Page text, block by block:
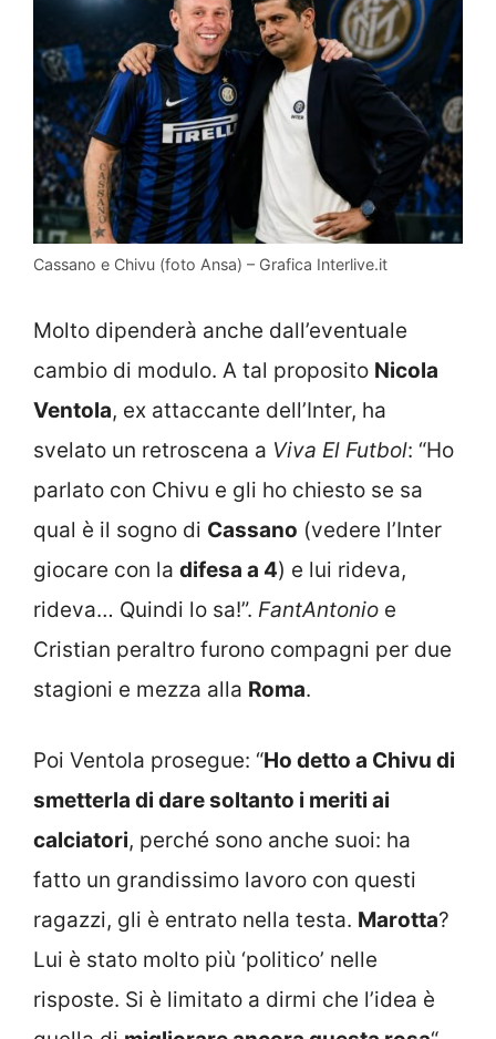
Cassano e Chivu (foto Ansa) – Grafica Interlive.it
Molto dipenderà anche dall’eventuale
cambio di modulo. A tal proposito Nicola
Ventola, ex attaccante dell’Inter, ha
svelato un retroscena a Viva El Futbol: “Ho
parlato con Chivu e gli ho chiesto se sa
qual è il sogno di Cassano (vedere l’Inter
giocare con la difesa a 4) e lui rideva,
rideva… Quindi lo sa!”. FantAntonio e
Cristian peraltro furono compagni per due
stagioni e mezza alla Roma.
Poi Ventola prosegue: “Ho detto a Chivu di
smetterla di dare soltanto i meriti ai
calciatori, perché sono anche suoi: ha
fatto un grandissimo lavoro con questi
ragazzi, gli è entrato nella testa. Marotta?
Lui è stato molto più ‘politico’ nelle
risposte. Si è limitato a dirmi che l’idea è